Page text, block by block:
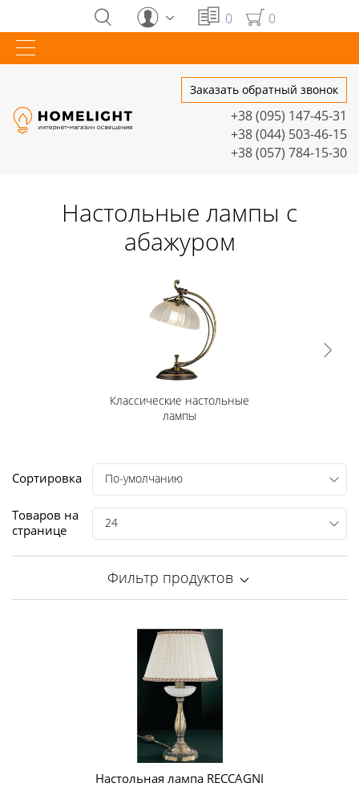
0 0
Заказать обратный звонок
+38 (095) 147-45-31
+38 (044) 503-46-15
+38 (057) 784-15-30
Настольные лампы с
абажуром
Классические настольные
лампы
Сортировка По-умолчанию
Товаров на
странице
24
Фильтр продуктов
Настольная лампа RECCAGNI